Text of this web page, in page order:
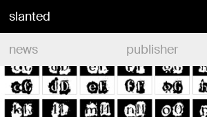
slanted
news
publisher